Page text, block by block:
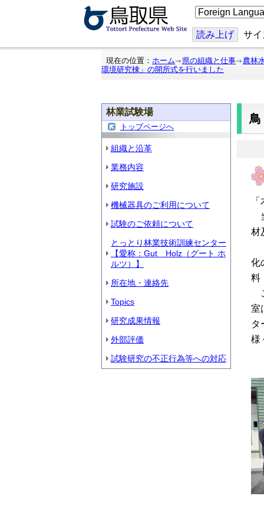
こ
の
ジ
を
翻
訳
読み上げ サ
現在の位置： ホーム 県の組織と仕事
農林
環境研究棟」の開所式を行いました
林業試験場
トップページへ
組織と沿革
業務内容
研究施設
機械器具のご利用について
試験のご依頼について
とっとり林業技術訓練センター
【愛称：Gut Holz（グート ホ
ルツ）】
所在地・連絡先
Topics
研究成果情報
外部評価
試験研究の不正行為等への対応
材
化
料
室
タ
様